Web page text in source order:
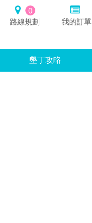
0
路線規劃
我的訂單
墾丁攻略